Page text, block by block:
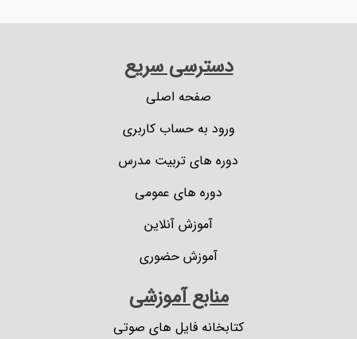
دسترسی سریع
صفحه اصلی
ورود به حساب کاربری
دوره های تربیت مدرس
دوره های عمومی
آموزش آنلاین
آموزش حضوری
منابع آموزشی
کتابخانه فایل های صوتی